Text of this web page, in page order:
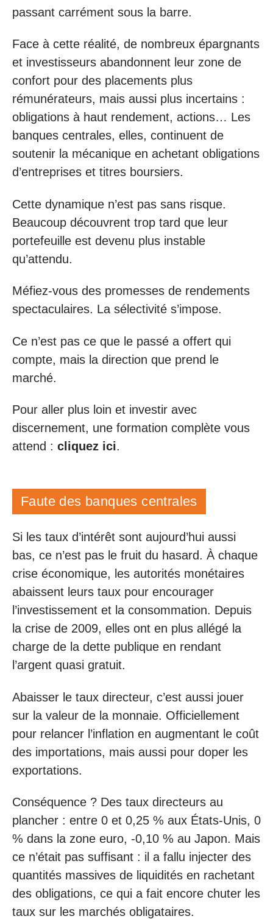
passant carrément sous la barre.
Face à cette réalité, de nombreux épargnants
et investisseurs abandonnent leur zone de
confort pour des placements plus
rémunérateurs, mais aussi plus incertains :
obligations à haut rendement, actions… Les
banques centrales, elles, continuent de
soutenir la mécanique en achetant obligations
d’entreprises et titres boursiers.
Cette dynamique n’est pas sans risque.
Beaucoup découvrent trop tard que leur
portefeuille est devenu plus instable
qu’attendu.
Méfiez-vous des promesses de rendements
spectaculaires. La sélectivité s’impose.
Ce n’est pas ce que le passé a offert qui
compte, mais la direction que prend le
marché.
Pour aller plus loin et investir avec
discernement, une formation complète vous
attend : cliquez ici.
Faute des banques centrales
Si les taux d’intérêt sont aujourd’hui aussi
bas, ce n’est pas le fruit du hasard. À chaque
crise économique, les autorités monétaires
abaissent leurs taux pour encourager
l’investissement et la consommation. Depuis
la crise de 2009, elles ont en plus allégé la
charge de la dette publique en rendant
l’argent quasi gratuit.
Abaisser le taux directeur, c’est aussi jouer
sur la valeur de la monnaie. Officiellement
pour relancer l’inflation en augmentant le coût
des importations, mais aussi pour doper les
exportations.
Conséquence ? Des taux directeurs au
plancher : entre 0 et 0,25 % aux États-Unis, 0
% dans la zone euro, -0,10 % au Japon. Mais
ce n’était pas suffisant : il a fallu injecter des
quantités massives de liquidités en rachetant
des obligations, ce qui a fait encore chuter les
taux sur les marchés obligataires.